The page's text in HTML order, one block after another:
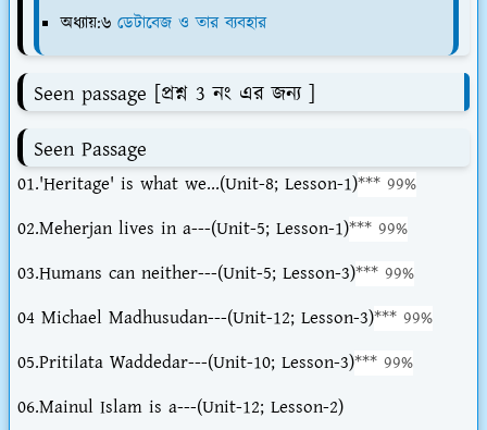
অধ্যায়:৬ ডেটাবেজ ও তার ব্যবহার
Seen passage [প্রশ্ন 3 নং এর জন্য ]
Seen Passage
01.'Heritage' is what we...(Unit-8; Lesson-1)*** 99%
02.Meherjan lives in a---(Unit-5; Lesson-1)*** 99%
03.Humans can neither---(Unit-5; Lesson-3)*** 99%
04 Michael Madhusudan---(Unit-12; Lesson-3)*** 99%
05.Pritilata Waddedar---(Unit-10; Lesson-3)*** 99%
06.Mainul Islam is a---(Unit-12; Lesson-2)